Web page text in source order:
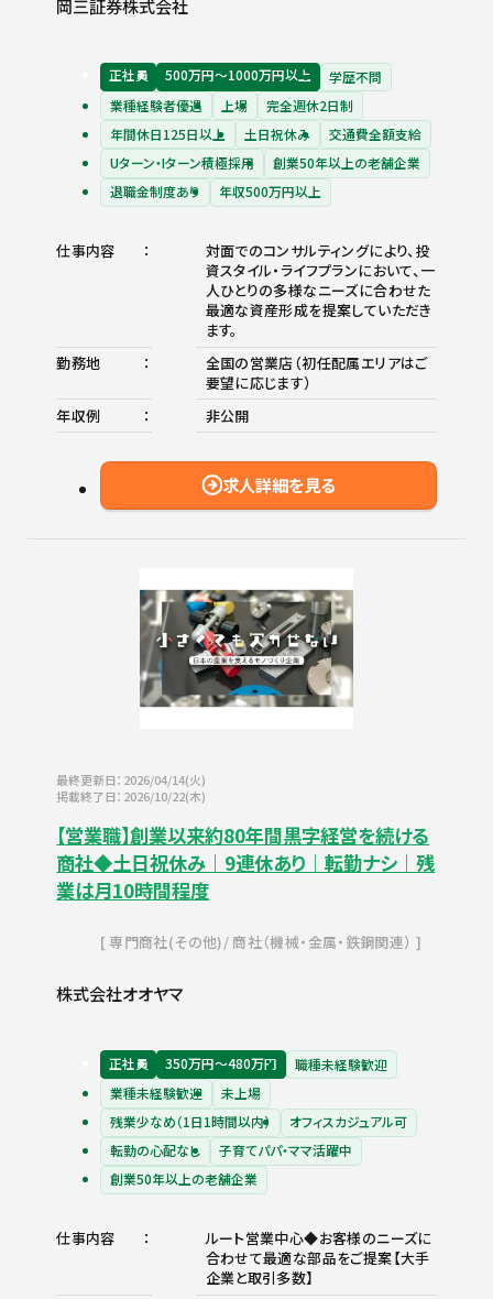
岡三証券株式会社
正社員 500万円〜1000万円以上
学歴不問
業種経験者優遇
上場
完全週休2日制
年間休日125日以上
土日祝休み
交通費全額支給
Uターン・Iターン積極採用
創業50年以上の老舗企業
退職金制度あり
年収500万円以上
仕事内容
対面でのコンサルティングにより、投
資スタイル・ライフプランにおいて、一
人ひとりの多様なニーズに合わせた
最適な資産形成を提案していただき
ます。
勤務地
全国の営業店（初任配属エリアはご
要望に応じます）
年収例
非公開
求人詳細を見る
最終更新日：2026/04/14(火)
掲載終了日：2026/10/22(木)
【営業職】創業以来約80年間黒字経営を続ける
商社◆土日祝休み｜9連休あり｜転勤ナシ｜残
業は月10時間程度
専門商社(その他) 商社（機械・金属・鉄鋼関連）
株式会社オオヤマ
正社員 350万円〜480万円
職種未経験歓迎
業種未経験歓迎
未上場
残業少なめ（1日1時間以内）
オフィスカジュアル可
転勤の心配なし
子育てパパ・ママ活躍中
創業50年以上の老舗企業
仕事内容
ルート営業中心◆お客様のニーズに
合わせて最適な部品をご提案【大手
企業と取引多数】